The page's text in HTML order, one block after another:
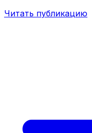
Читать публикацию